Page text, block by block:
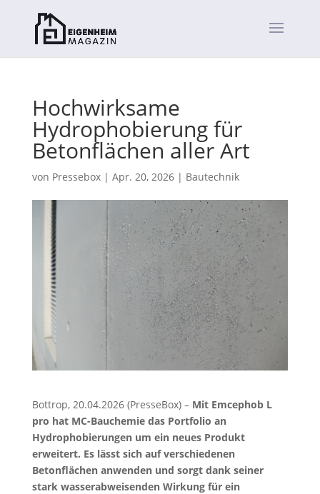
Hochwirksame
Hydrophobierung für
Betonflächen aller Art
von Pressebox| Apr. 20, 2026| Bautechnik
Bottrop, 20.04.2026 (PresseBox) – Mit Emcephob L
pro hat MC-Bauchemie das Portfolio an
Hydrophobierungen um ein neues Produkt
erweitert. Es lässt sich auf verschiedenen
Betonflächen anwenden und sorgt dank seiner
stark wasserabweisenden Wirkung für ein